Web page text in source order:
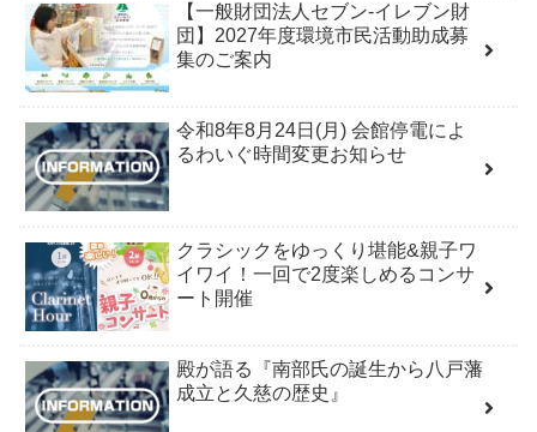
【一般財団法人セブン-イレブン財
団】2027年度環境市民活動助成募
集のご案内
令和8年8月24日(月) 会館停電によ
るわいぐ時間変更お知らせ
クラシックをゆっくり堪能&親子ワ
イワイ！一回で2度楽しめるコンサ
ート開催
殿が語る『南部氏の誕生から八戸藩
成立と久慈の歴史』